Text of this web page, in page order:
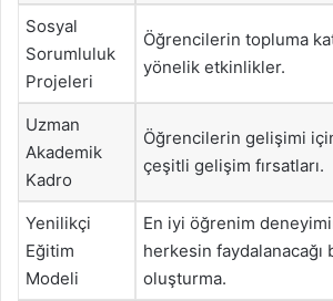
Sosyal
Sorumluluk
Projeleri
Öğrencilerin topluma
yönelik etkinlikler.
Uzman
Akademik
Kadro
Öğrencilerin gelişimi
çeşitli gelişim fırsatları.
Yenilikçi
Eğitim
Modeli
En iyi öğrenim
herkesin faydalanacağı
oluşturma.